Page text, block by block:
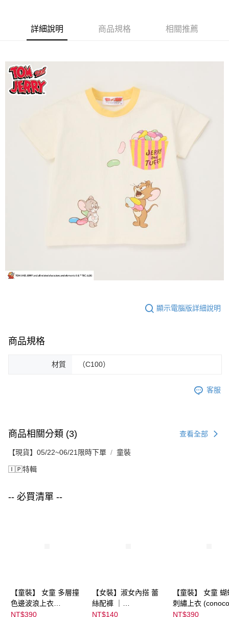
詳細說明 商品規格 相關推薦
顯示電腦版詳細說明
商品規格
材質 （C100）
客服
商品相關分類 (3) 查看全部
【現貨】05/22~06/21限時下單 童裝
🄸🄿特輯
-- 必買清單 --
【童裝】 女童 多層撞
色邊波浪上衣
(futafuta) ｜
NT$390
【女裝】淑女內搭 蕾
絲配褲 ｜
04303C05372000002
NT$140
【童裝】 女童
刺繡上衣
NT$390